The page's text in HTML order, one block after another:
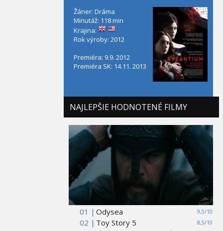
Žáner: Dráma
Minutáž: 118 min
Krajina:
Rok výroby: 2012
Premiéra: 9.9. 2012
Premiéra SK: 14.11. 2013
NAJLEPŠIE HODNOTENÉ FILMY
01 | 9,5/10
Odysea
02 |
8,5/10
Toy Story 5